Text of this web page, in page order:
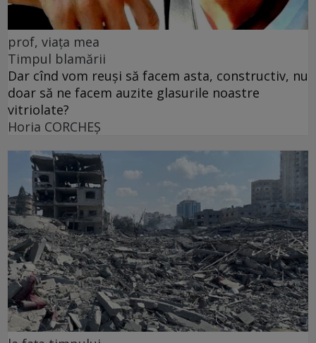
prof, viața mea
Timpul blamării
Dar cînd vom reuși să facem asta, constructiv, nu
doar să ne facem auzite glasurile noastre
vitriolate?
Horia CORCHEŞ